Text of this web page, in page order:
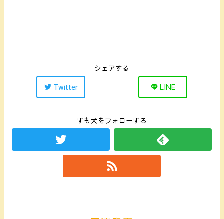
シェアする
Twitter
LINE
すも犬をフォローする